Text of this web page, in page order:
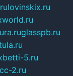
lovinskix.ru
glasspb.ru
5.ru
2.ru